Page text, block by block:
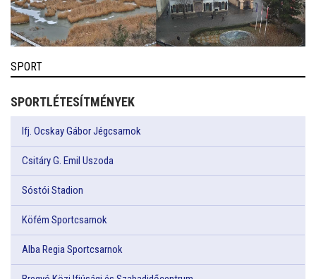
SPORT
SPORTLÉTESÍTMÉNYEK
Ifj. Ocskay Gábor Jégcsarnok
Csitáry G. Emil Uszoda
Sóstói Stadion
Köfém Sportcsarnok
Alba Regia Sportcsarnok